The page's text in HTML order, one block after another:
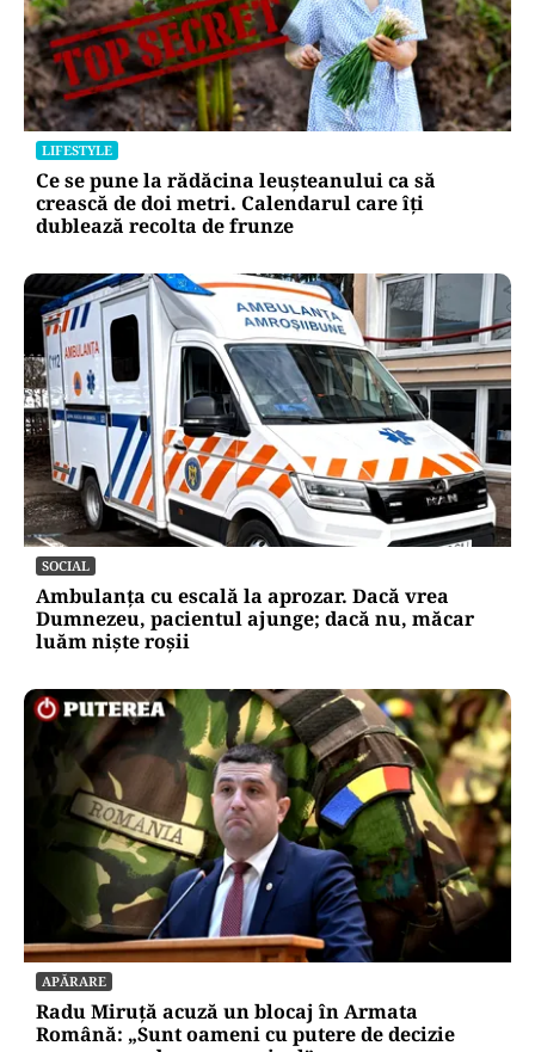
LIFESTYLE
Ce se pune la rădăcina leușteanului ca să
crească de doi metri. Calendarul care îți
dublează recolta de frunze
SOCIAL
Ambulanța cu escală la aprozar. Dacă vrea
Dumnezeu, pacientul ajunge; dacă nu, măcar
luăm niște roșii
APĂRARE
Radu Miruță acuză un blocaj în Armata
Română: „Sunt oameni cu putere de decizie